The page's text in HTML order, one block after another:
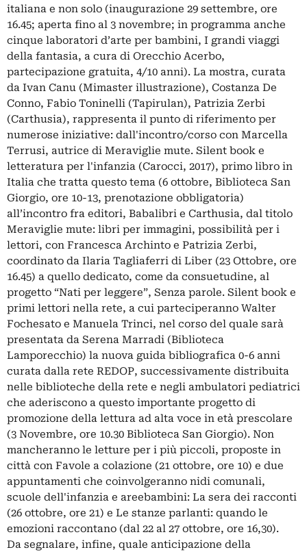
italiana e non solo (inaugurazione 29 settembre, ore
16.45; aperta fino al 3 novembre; in programma anche
cinque laboratori d’arte per bambini, I grandi viaggi
della fantasia, a cura di Orecchio Acerbo,
partecipazione gratuita, 4/10 anni). La mostra, curata
da Ivan Canu (Mimaster illustrazione), Costanza De
Conno, Fabio Toninelli (Tapirulan), Patrizia Zerbi
(Carthusia), rappresenta il punto di riferimento per
numerose iniziative: dall'incontro/corso con Marcella
Terrusi, autrice di Meraviglie mute. Silent book e
letteratura per l'infanzia (Carocci, 2017), primo libro in
Italia che tratta questo tema (6 ottobre, Biblioteca San
Giorgio, ore 10-13, prenotazione obbligatoria)
all’incontro fra editori, Babalibri e Carthusia, dal titolo
Meraviglie mute: libri per immagini, possibilità per i
lettori, con Francesca Archinto e Patrizia Zerbi,
coordinato da Ilaria Tagliaferri di Liber (23 Ottobre, ore
16.45) a quello dedicato, come da consuetudine, al
progetto “Nati per leggere”, Senza parole. Silent book e
primi lettori nella rete, a cui parteciperanno Walter
Fochesato e Manuela Trinci, nel corso del quale sarà
presentata da Serena Marradi (Biblioteca
Lamporecchio) la nuova guida bibliografica 0-6 anni
curata dalla rete REDOP, successivamente distribuita
nelle biblioteche della rete e negli ambulatori pediatrici
che aderiscono a questo importante progetto di
promozione della lettura ad alta voce in età prescolare
(3 Novembre, ore 10.30 Biblioteca San Giorgio). Non
mancheranno le letture per i più piccoli, proposte in
città con Favole a colazione (21 ottobre, ore 10) e due
appuntamenti che coinvolgeranno nidi comunali,
scuole dell'infanzia e areebambini: La sera dei racconti
(26 ottobre, ore 21) e Le stanze parlanti: quando le
emozioni raccontano (dal 22 al 27 ottobre, ore 16,30).
Da segnalare, infine, quale anticipazione della